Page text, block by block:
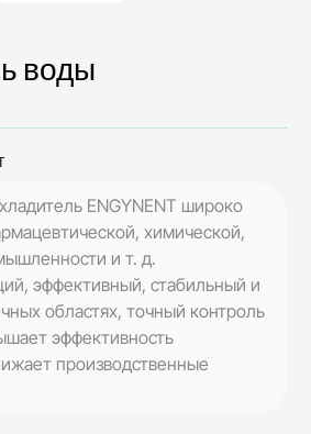
воды
ENGYNENT широко
химической,
и т. д.
эффективный, стабильный и
областях, точный контроль
эффективность
производственные